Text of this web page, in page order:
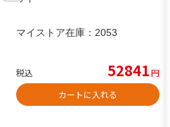
マイストア在庫： 2053
税込 52841円
カートに入れる